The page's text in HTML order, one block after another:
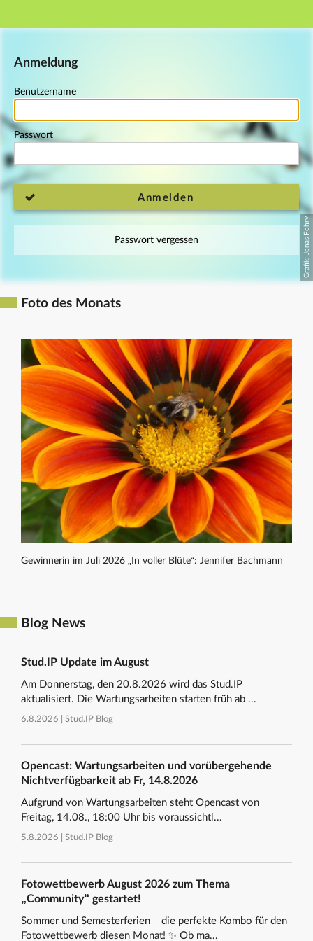
Hauptnavigation
Anmeldung
Benutzername
Passwort
Anmelden
Passwort vergessen
Foto des Monats
Gewinnerin im Juli 2026 „In voller Blüte“: Jennifer Bachmann
Blog News
Stud.IP Update im August
Am Donnerstag, den 20.8.2026 wird das Stud.IP
aktualisiert. Die Wartungsarbeiten starten früh ab ...
6.8.2026 | Stud.IP Blog
Opencast: Wartungsarbeiten und vorübergehende
Nichtverfügbarkeit ab Fr, 14.8.2026
Aufgrund von Wartungsarbeiten steht Opencast von
Freitag, 14.08., 18:00 Uhr bis voraussichtl...
5.8.2026 | Stud.IP Blog
Fotowettbewerb August 2026 zum Thema
„Community“ gestartet!
Sommer und Semesterferien – die perfekte Kombo für den
Fotowettbewerb diesen Monat! ✨ Ob ma...